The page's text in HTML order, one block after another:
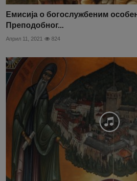
Емисија о богослужбеним
Преподобног...
Април 11, 2021 824